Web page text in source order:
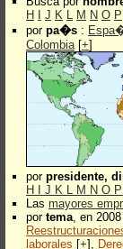
H
J K L M N O P
por pa�s :
Colombia[+]
por presidente,
H
J K L M N O P
Las mayores
por tema, en
laborales [+],